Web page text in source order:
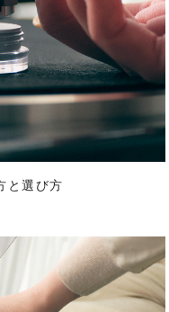
と選び方